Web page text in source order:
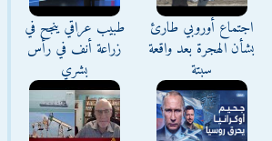
اجتماع أوروبي طارئ
بشأن الهجرة بعد واقعة
سبتة
طبيب عراقي ينجح في
زراعة أنف في رأس
بشري